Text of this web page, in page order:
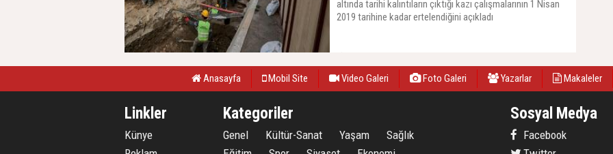
altında tarihi kalıntıların çıktığı kazı çalışmalarının 1 Nisan
2019 tarihine kadar ertelendiğini açıkladı
Anasayfa Mobil Site Video Galeri Foto Galeri Yazarlar Makaleler
Linkler
Künye
Kategoriler
Genel Kültür-Sanat Yaşam
Sağlık
Sosyal Medya
Facebook